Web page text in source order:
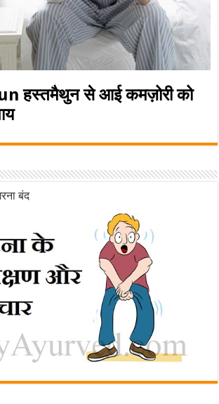
हस्तमैथुन से आई कमज़ोरी को
बंद